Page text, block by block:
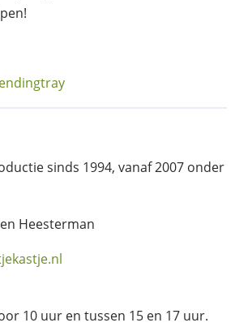
sinds 1994, vanaf 2007 onder
Heesterman
10 uur en tussen 15 en 17 uur.